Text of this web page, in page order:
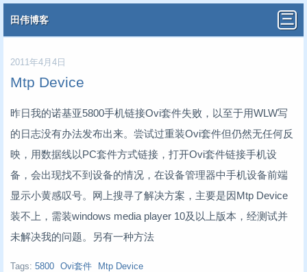
田伟博客
2011年4月4日
Mtp Device
昨日我的诺基亚5800手机链接Ovi套件失败，以至于用WLW写
的日志没有办法发布出来。尝试过重装Ovi套件但仍然无任何反
映，用数据线以PC套件方式链接，打开Ovi套件链接手机设
备，会出现找不到设备的情况，在设备管理器中手机设备前端
显示小黄感叹号。网上搜寻了解决方案，主要是因Mtp Device
装不上，需装windows media player 10及以上版本，经测试并
未解决我的问题。另有一种方法
Tags: 5800 Ovi套件 Mtp Device